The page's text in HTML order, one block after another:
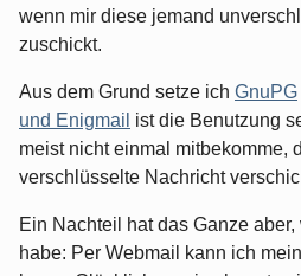
wenn mir diese jemand
zuschickt.
Aus dem Grund setze ich GnuPG
und Enigmail ist die Benutzung
meist nicht einmal mitbekomme,
verschlüsselte Nachricht
Ein Nachteil hat das Ganze
habe: Per Webmail kann ich